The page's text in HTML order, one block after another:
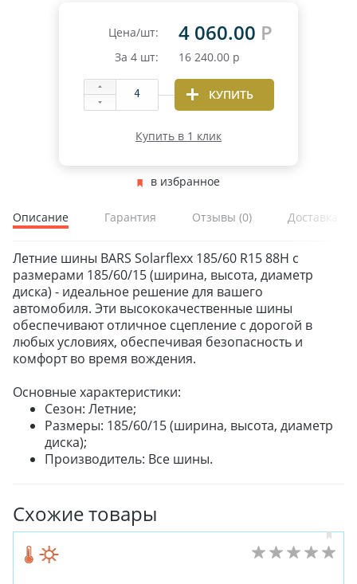
Цена/шт: 4 060.00 Р
За 4 шт: 16 240.00 р
КУПИТЬ
Купить в 1 клик
в избранное
Описание Гарантия Отзывы (0) Доставка и
Летние шины BARS Solarflexx 185/60 R15 88H с
размерами 185/60/15 (ширина, высота, диаметр
диска) - идеальное решение для вашего
автомобиля. Эти высококачественные шины
обеспечивают отличное сцепление с дорогой в
любых условиях, обеспечивая безопасность и
комфорт во время вождения.
Основные характеристики:
Сезон: Летние;
Размеры: 185/60/15 (ширина, высота, диаметр
диска);
Производитель: Все шины.
Схожие товары